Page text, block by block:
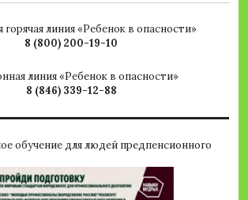
горячая линия «Ребенок в опасности»
8 (800) 200-19-10
линия «Ребенок в опасности»
8 (846) 339-12-88
обучение для людей предпенсионного